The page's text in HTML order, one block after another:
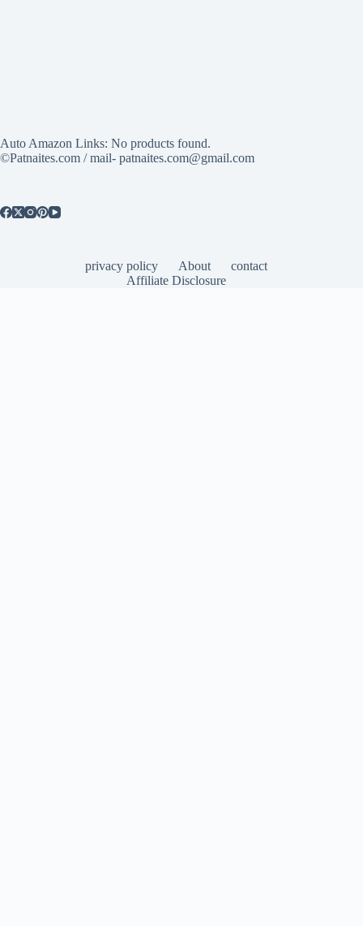
Auto Amazon Links: No products found.
©Patnaites.com / mail- patnaites.com@gmail.com
privacy policy About
contact
Affiliate Disclosure